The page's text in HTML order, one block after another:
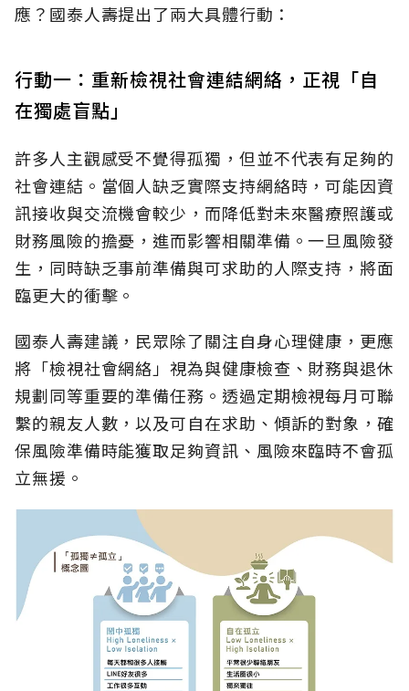
應？國泰人壽提出了兩大具體行動：
行動一：重新檢視社會連結網絡，正視「自
在獨處盲點」
許多人主觀感受不覺得孤獨，但並不代表有足夠的
社會連結。當個人缺乏實際支持網絡時，可能因資
訊接收與交流機會較少，而降低對未來醫療照護或
財務風險的擔憂，進而影響相關準備。一旦風險發
生，同時缺乏事前準備與可求助的人際支持，將面
臨更大的衝擊。
國泰人壽建議，民眾除了關注自身心理健康，更應
將「檢視社會網絡」視為與健康檢查、財務與退休
規劃同等重要的準備任務。透過定期檢視每月可聯
繫的親友人數，以及可自在求助、傾訴的對象，確
保風險準備時能獲取足夠資訊、風險來臨時不會孤
立無援。